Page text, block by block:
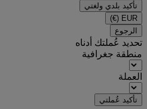
تأكيد بلدي ولغتي
EUR
(€)
الرجوع
تحديد عُملتك أدناه
منطقة جغرافية
العملة
تأكيد عُملتي